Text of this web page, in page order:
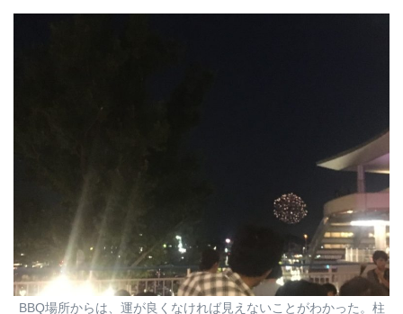
BBQ場所からは、運が良くなければ見えないことがわかった。柱